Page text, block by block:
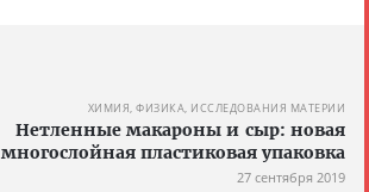
ХИМИЯ, ФИЗИКА, ИССЛЕДОВАНИЯ МАТЕРИИ
Нетленные макароны и сыр: новая
многослойная пластиковая упаковка
27 сентября 2019